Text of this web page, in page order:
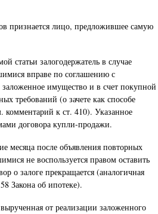
признается лицо, предложившее самую
статьи залогодержатель в случае
вправе по соглашению с
заложенное имущество и в счет покупной
требований (о зачете как способе
комментарий к ст. 410). Указанное
договора купли-продажи.
месяца после объявления повторных
не воспользуется правом оставить
о залоге прекращается (аналогичная
Закона об ипотеке).
от реализации заложенного